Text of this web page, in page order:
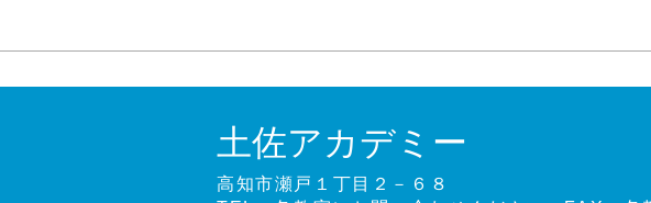
土佐アカデミー
高知市瀬戸１丁目２－６８